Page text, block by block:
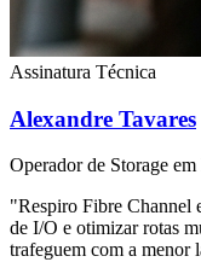
Assinatura Técnica
Alexandre Tavares
Operador de Storage
"Respiro Fibre Channel
de I/O e otimizar rotas
trafeguem com a menor